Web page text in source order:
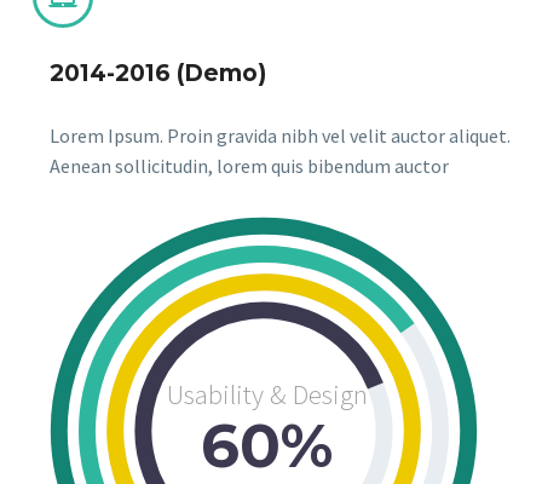
2014-2016 (Demo)
Lorem Ipsum. Proin gravida nibh vel velit auctor aliquet.
Aenean sollicitudin, lorem quis bibendum auctor
Usability & Design
60%